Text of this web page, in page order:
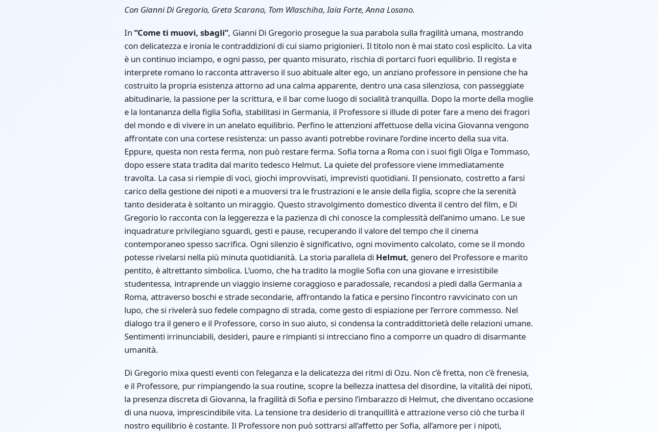
Con Gianni Di Gregorio, Greta Scarano, Tom Wlaschiha, Iaia Forte, Anna Losano.
In “Come ti muovi, sbagli”, Gianni Di Gregorio prosegue la sua parabola sulla fragilità umana, mostrando
con delicatezza e ironia le contraddizioni di cui siamo prigionieri. Il titolo non è mai stato così esplicito. La vita
è un continuo inciampo, e ogni passo, per quanto misurato, rischia di portarci fuori equilibrio. Il regista e
interprete romano lo racconta attraverso il suo abituale alter ego, un anziano professore in pensione che ha
costruito la propria esistenza attorno ad una calma apparente, dentro una casa silenziosa, con passeggiate
abitudinarie, la passione per la scrittura, e il bar come luogo di socialità tranquilla. Dopo la morte della moglie
e la lontananza della figlia Sofia, stabilitasi in Germania, il Professore si illude di poter fare a meno dei fragori
del mondo e di vivere in un anelato equilibrio. Perfino le attenzioni affettuose della vicina Giovanna vengono
affrontate con una cortese resistenza: un passo avanti potrebbe rovinare l’ordine incerto della sua vita.
Eppure, questa non resta ferma, non può restare ferma. Sofia torna a Roma con i suoi figli Olga e Tommaso,
dopo essere stata tradita dal marito tedesco Helmut. La quiete del professore viene immediatamente
travolta. La casa si riempie di voci, giochi improvvisati, imprevisti quotidiani. Il pensionato, costretto a farsi
carico della gestione dei nipoti e a muoversi tra le frustrazioni e le ansie della figlia, scopre che la serenità
tanto desiderata è soltanto un miraggio. Questo stravolgimento domestico diventa il centro del film, e Di
Gregorio lo racconta con la leggerezza e la pazienza di chi conosce la complessità dell’animo umano. Le sue
inquadrature privilegiano sguardi, gesti e pause, recuperando il valore del tempo che il cinema
contemporaneo spesso sacrifica. Ogni silenzio è significativo, ogni movimento calcolato, come se il mondo
potesse rivelarsi nella più minuta quotidianità. La storia parallela di Helmut, genero del Professore e marito
pentito, è altrettanto simbolica. L’uomo, che ha tradito la moglie Sofia con una giovane e irresistibile
studentessa, intraprende un viaggio insieme coraggioso e paradossale, recandosi a piedi dalla Germania a
Roma, attraverso boschi e strade secondarie, affrontando la fatica e persino l’incontro ravvicinato con un
lupo, che si rivelerà suo fedele compagno di strada, come gesto di espiazione per l’errore commesso. Nel
dialogo tra il genero e il Professore, corso in suo aiuto, si condensa la contraddittorietà delle relazioni umane.
Sentimenti irrinunciabili, desideri, paure e rimpianti si intrecciano fino a comporre un quadro di disarmante
umanità.
Di Gregorio mixa questi eventi con l’eleganza e la delicatezza dei ritmi di Ozu. Non c’è fretta, non c’è frenesia,
e il Professore, pur rimpiangendo la sua routine, scopre la bellezza inattesa del disordine, la vitalità dei nipoti,
la presenza discreta di Giovanna, la fragilità di Sofia e persino l’imbarazzo di Helmut, che diventano occasione
di una nuova, imprescindibile vita. La tensione tra desiderio di tranquillità e attrazione verso ciò che turba il
nostro equilibrio è costante. Il Professore non può sottrarsi all’affetto per Sofia, all’amore per i nipoti,